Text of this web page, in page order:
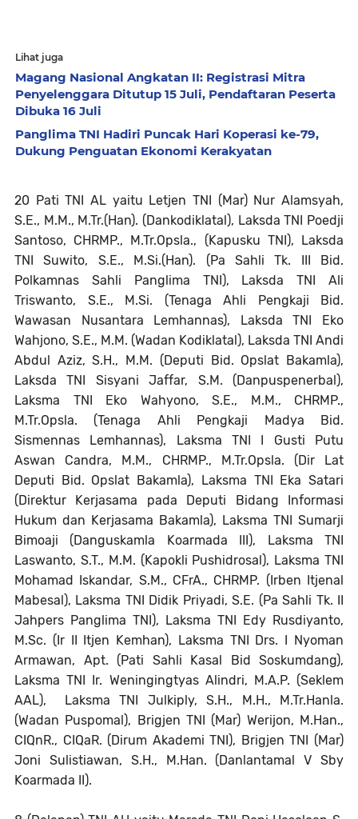
Lihat juga
Magang Nasional Angkatan II: Registrasi Mitra
Penyelenggara Ditutup 15 Juli, Pendaftaran Peserta
Dibuka 16 Juli
Panglima TNI Hadiri Puncak Hari Koperasi ke-79,
Dukung Penguatan Ekonomi Kerakyatan
20 Pati TNI AL yaitu Letjen TNI (Mar) Nur Alamsyah,
S.E., M.M., M.Tr.(Han). (Dankodiklatal), Laksda TNI Poedji
Santoso, CHRMP., M.Tr.Opsla., (Kapusku TNI), Laksda
TNI Suwito, S.E., M.Si.(Han). (Pa Sahli Tk. III Bid.
Polkamnas Sahli Panglima TNI), Laksda TNI Ali
Triswanto, S.E., M.Si. (Tenaga Ahli Pengkaji Bid.
Wawasan Nusantara Lemhannas), Laksda TNI Eko
Wahjono, S.E., M.M. (Wadan Kodiklatal), Laksda TNI Andi
Abdul Aziz, S.H., M.M. (Deputi Bid. Opslat Bakamla),
Laksda TNI Sisyani Jaffar, S.M. (Danpuspenerbal),
Laksma TNI Eko Wahyono, S.E., M.M., CHRMP.,
M.Tr.Opsla. (Tenaga Ahli Pengkaji Madya Bid.
Sismennas Lemhannas), Laksma TNI I Gusti Putu
Aswan Candra, M.M., CHRMP., M.Tr.Opsla. (Dir Lat
Deputi Bid. Opslat Bakamla), Laksma TNI Eka Satari
(Direktur Kerjasama pada Deputi Bidang Informasi
Hukum dan Kerjasama Bakamla), Laksma TNI Sumarji
Bimoaji (Danguskamla Koarmada III), Laksma TNI
Laswanto, S.T., M.M. (Kapokli Pushidrosal), Laksma TNI
Mohamad Iskandar, S.M., CFrA., CHRMP. (Irben Itjenal
Mabesal), Laksma TNI Didik Priyadi, S.E. (Pa Sahli Tk. II
Jahpers Panglima TNI), Laksma TNI Edy Rusdiyanto,
M.Sc. (Ir II Itjen Kemhan), Laksma TNI Drs. I Nyoman
Armawan, Apt. (Pati Sahli Kasal Bid Soskumdang),
Laksma TNI Ir. Weningingtyas Alindri, M.A.P. (Seklem
AAL), Laksma TNI Julkiply, S.H., M.H., M.Tr.Hanla.
(Wadan Puspomal), Brigjen TNI (Mar) Werijon, M.Han.,
CIQnR., CIQaR. (Dirum Akademi TNI), Brigjen TNI (Mar)
Joni Sulistiawan, S.H., M.Han. (Danlantamal V Sby
Koarmada II).